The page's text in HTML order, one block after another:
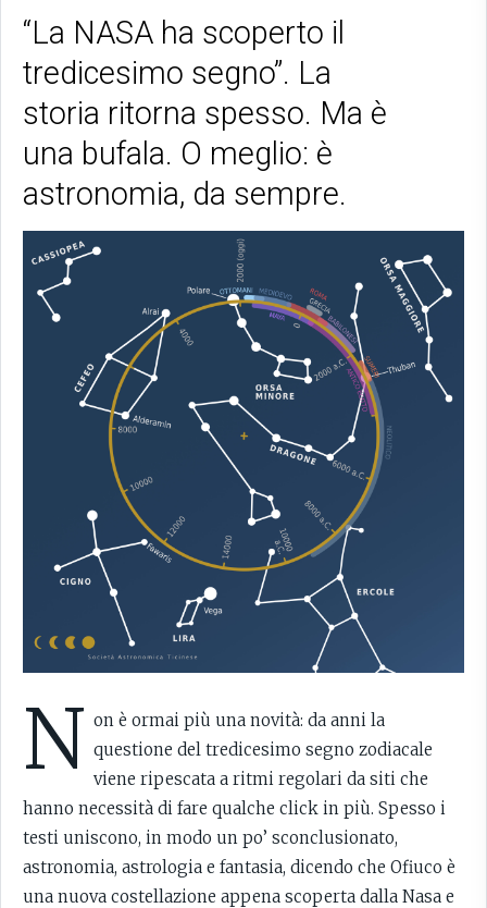
“La NASA ha scoperto il
tredicesimo segno”. La
storia ritorna spesso. Ma è
una bufala. O meglio: è
astronomia, da sempre.
N on è ormai più una novità: da anni la
questione del tredicesimo segno zodiacale
viene ripescata a ritmi regolari da siti che
hanno necessità di fare qualche click in più. Spesso i
testi uniscono, in modo un po’ sconclusionato,
astronomia, astrologia e fantasia, dicendo che Ofiuco è
una nuova costellazione appena scoperta dalla Nasa e